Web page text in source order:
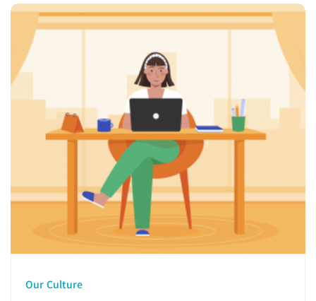
Our Culture